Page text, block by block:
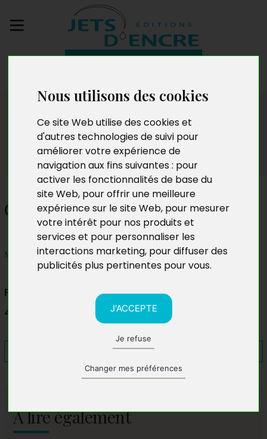
Nous utilisons des cookies
Ce site Web utilise des cookies et
d'autres technologies de suivi pour
améliorer votre expérience de
navigation aux fins suivantes : pour
activer les fonctionnalités de base du
site Web, pour offrir une meilleure
expérience sur le site Web, pour mesurer
votre intérêt pour nos produits et
services et pour personnaliser les
interactions marketing, pour diffuser des
publicités plus pertinentes pour vous.
J'ACCEPTE
Je refuse
Changer mes préférences
Salon
Claude Rouge
samedi 16 novembre 2019 – 9h30 à 18h
Fête du Livre
42140 Chazelles-sur-Lyon
A lire également